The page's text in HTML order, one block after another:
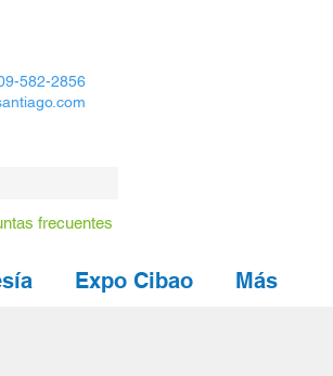
582-2856
frecuentes
Expo Cibao Más